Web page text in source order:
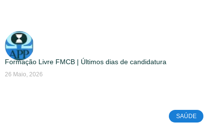
Formação Livre FMCB | Últimos dias de candidatura
26 Maio, 2026
SAÚDE